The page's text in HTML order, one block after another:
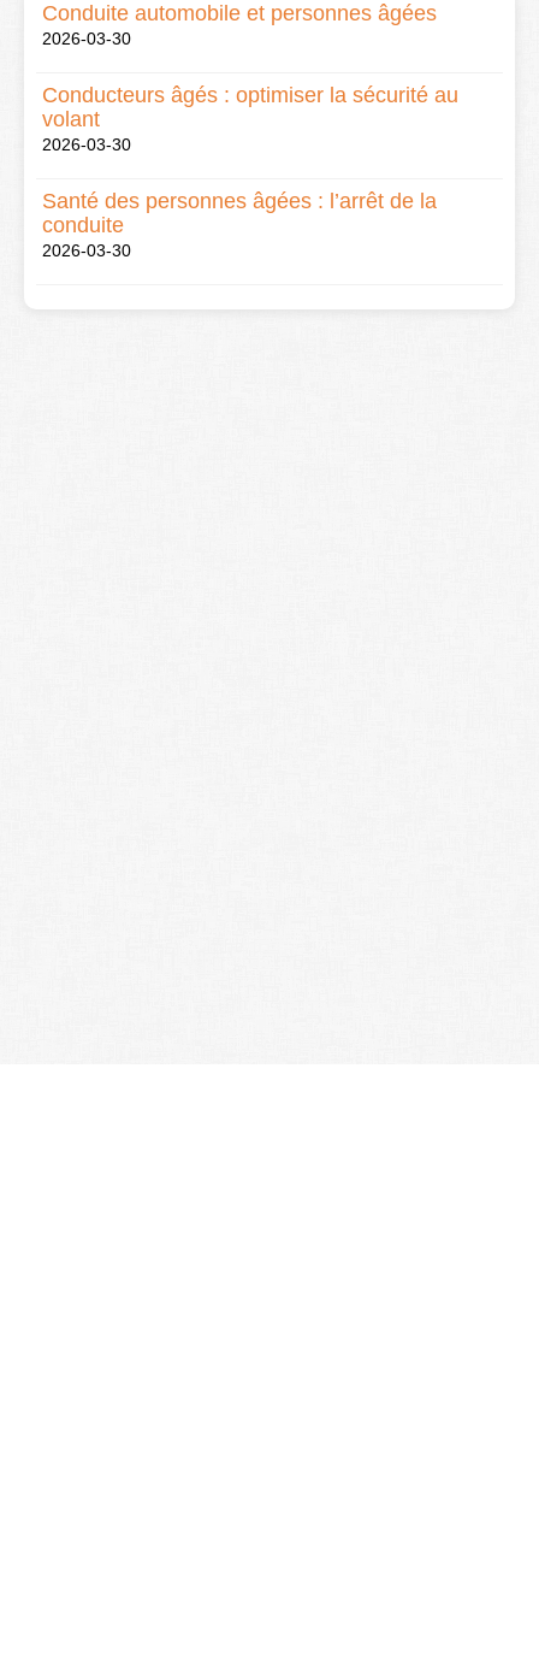
Conduite automobile et personnes âgées
2026-03-30
Conducteurs âgés : optimiser la sécurité au
volant
2026-03-30
Santé des personnes âgées : l’arrêt de la
conduite
2026-03-30